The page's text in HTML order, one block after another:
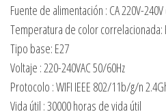
Fuente de alimentación : CA 220V-
Temperatura de color correlacionada:
Tipo base: E27
Voltaje : 220-240VAC 50/60Hz
Protocolo : WIFI IEEE 802/11b/g/n
Vida útil : 30000 horas de vida útil